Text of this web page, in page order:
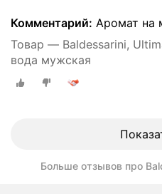
Комментарий: Аромат на
Товар — Baldessarini,
вода мужская
Больше отзывов про